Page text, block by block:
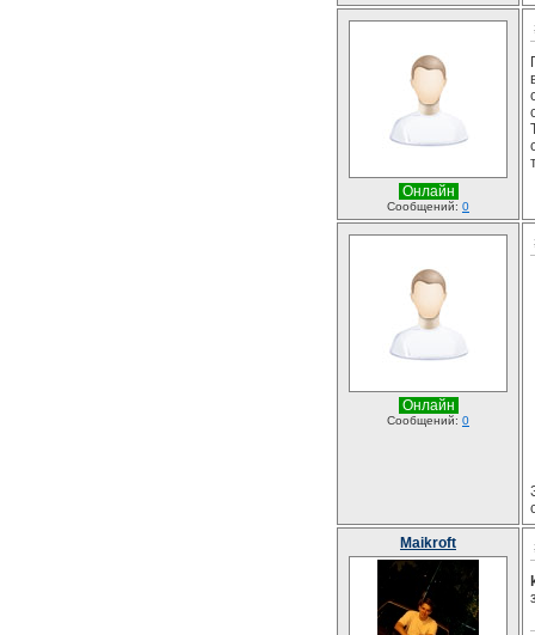
Онлайн
Сообщений: 0
Онлайн
Сообщений: 0
Maikroft